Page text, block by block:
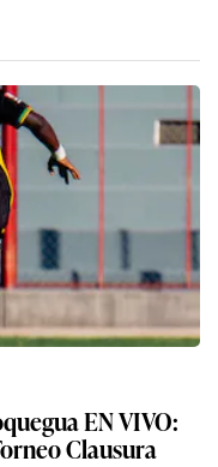
EN VIVO:
Clausura